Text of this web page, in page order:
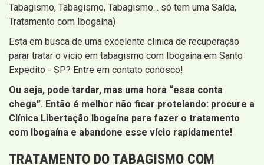
Tabagismo, Tabagismo, Tabagismo... só tem uma Saída,
Tratamento com Ibogaína)
Esta em busca de uma excelente clinica de recuperação
parar tratar o vicio em tabagismo com Ibogaína em Santo
Expedito - SP? Entre em contato conosco!
Ou seja, pode tardar, mas uma hora “essa conta
chega”. Então é melhor não ficar protelando: procure a
Clínica Libertação Ibogaína para fazer o tratamento
com Ibogaína e abandone esse vício rapidamente!
TRATAMENTO DO TABAGISMO COM